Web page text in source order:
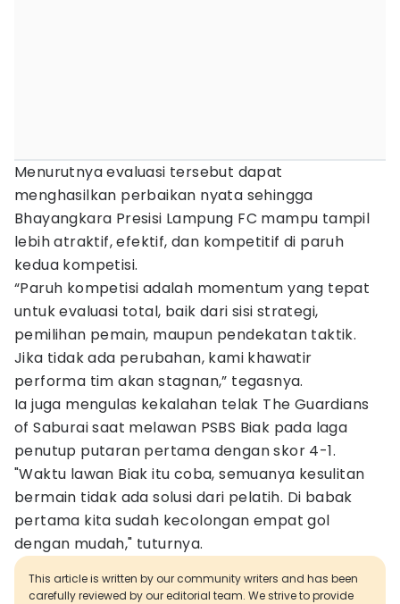
Menurutnya evaluasi tersebut dapat
menghasilkan perbaikan nyata sehingga
Bhayangkara Presisi Lampung FC mampu tampil
lebih atraktif, efektif, dan kompetitif di paruh
kedua kompetisi.
“Paruh kompetisi adalah momentum yang tepat
untuk evaluasi total, baik dari sisi strategi,
pemilihan pemain, maupun pendekatan taktik.
Jika tidak ada perubahan, kami khawatir
performa tim akan stagnan,” tegasnya.
Ia juga mengulas kekalahan telak The Guardians
of Saburai saat melawan PSBS Biak pada laga
penutup putaran pertama dengan skor 4-1.
"Waktu lawan Biak itu coba, semuanya kesulitan
bermain tidak ada solusi dari pelatih. Di babak
pertama kita sudah kecolongan empat gol
dengan mudah," tuturnya.
This article is written by our community writers and has been
carefully reviewed by our editorial team. We strive to provide